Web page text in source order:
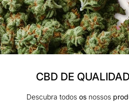
CBD DE
Descubra todos os nossos